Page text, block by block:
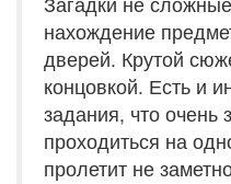
нахождение
дверей. Крутой
концовкой. Есть и
задания, что очень
проходиться на
пролетит не